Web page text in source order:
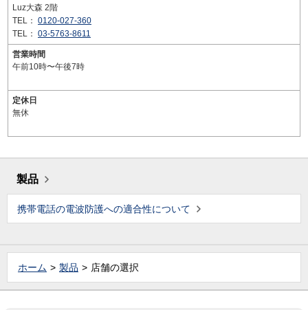
Luz大森 2階
TEL： 0120-027-360
TEL： 03-5763-8611
営業時間
午前10時〜午後7時
定休日
無休
製品
携帯電話の電波防護への適合性について
ホーム 製品 店舗の選択